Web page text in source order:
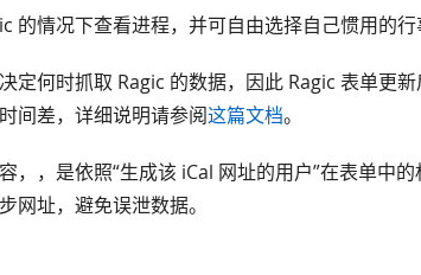
的情况下查看进程，并可自由选择自己惯用的行
定何时抓取 Ragic 的数据，因此 Ragic 表单更
间差，详细说明请参阅这篇文档。
，，是依照“生成该 iCal 网址的用户”在表单中
网址，避免误泄数据。